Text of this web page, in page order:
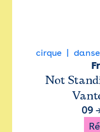
cirque danse
Not
09